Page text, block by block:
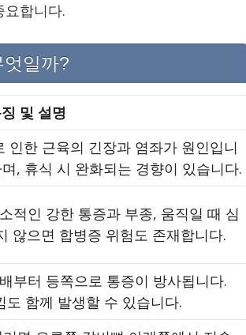
합니다.
일까?
및 설명
인한 근육의 긴장과 염좌가 원인입니
, 휴식 시 완화되는 경향이 있습니다.
적인 강한 통증과 부종, 움직일 때 심
않으면 합병증 위험도 존재합니다.
부터 등쪽으로 통증이 방사됩니다.
함께 발생할 수 있습니다.